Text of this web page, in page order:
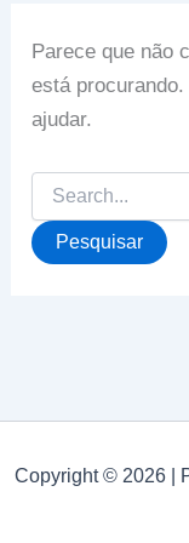
Parece que não
está
ajudar.
Pesquisar
por:
Copyright © 2026 |